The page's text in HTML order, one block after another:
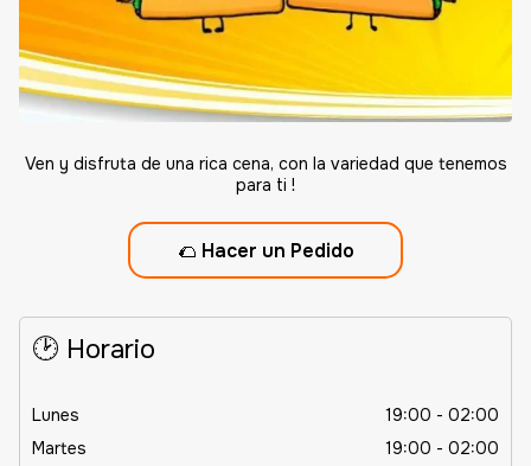
Ven y disfruta de una rica cena, con la variedad que tenemos
para ti !
🌮 Hacer un Pedido
🕑 Horario
Lunes
19:00 - 02:00
Martes
19:00 - 02:00